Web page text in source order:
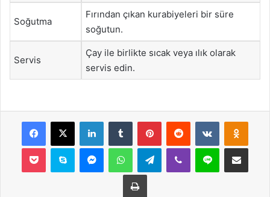
Soğutma
Fırından çıkan kurabiyeleri bir süre
soğutun.
Servis
Çay ile birlikte sıcak veya ılık olarak
servis edin.
Facebook
X LinkedInTumblr PinterestReddit VKontakte
Pocket Skype MessengerWhatsAppTelegramViber Line E-Posta ile
Yazdır